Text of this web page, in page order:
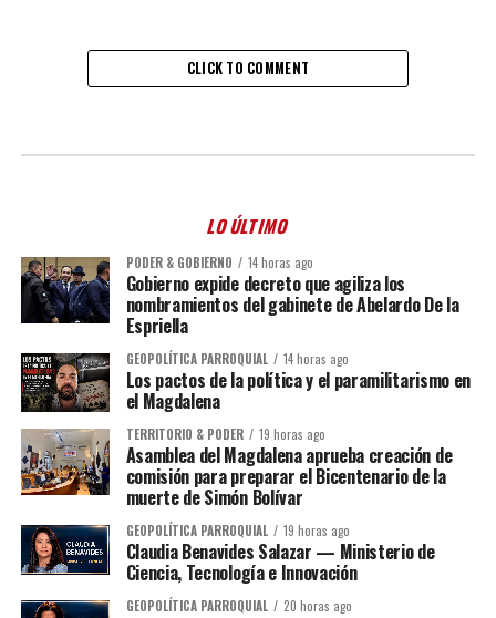
CLICK TO COMMENT
LO ÚLTIMO
PODER & GOBIERNO 14 horas ago
Gobierno expide decreto que agiliza los
nombramientos del gabinete de Abelardo De la
Espriella
GEOPOLÍTICA PARROQUIAL 14 horas ago
Los pactos de la política y el paramilitarismo en
el Magdalena
TERRITORIO & PODER 19 horas ago
Asamblea del Magdalena aprueba creación de
comisión para preparar el Bicentenario de la
muerte de Simón Bolívar
GEOPOLÍTICA PARROQUIAL 19 horas ago
Claudia Benavides Salazar — Ministerio de
Ciencia, Tecnología e Innovación
GEOPOLÍTICA PARROQUIAL 20 horas ago